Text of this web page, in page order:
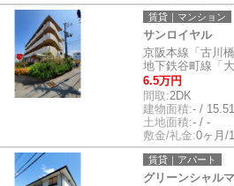
賃貸｜マンション
サンロイヤル
京阪本線「古川
地下鉄谷町線「
6.5万円
間取:2DK
建物面積:- /
土地面積:- / -
敷金/礼金:0ヶ月/
賃貸｜アパート
グリーンシャル